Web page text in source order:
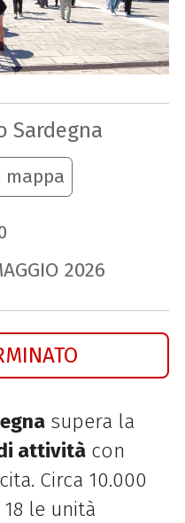
Sardegna
mappa
2026
supera la
attivitàcon
Circa 10.000
le unità